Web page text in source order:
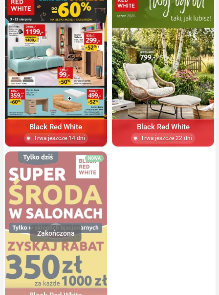
Black Red White
Trwa jeszcze 14 dni
Black Red White
Trwa jeszcze 22 dni
NOWA